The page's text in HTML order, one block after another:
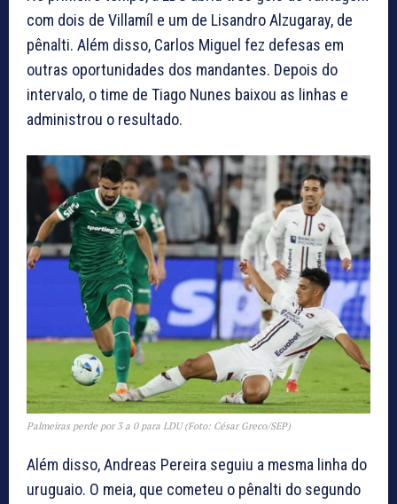
com dois de Villamíl e um de Lisandro Alzugaray, de
pênalti. Além disso, Carlos Miguel fez defesas em
outras oportunidades dos mandantes. Depois do
intervalo, o time de Tiago Nunes baixou as linhas e
administrou o resultado.
Palmeiras perde por 3 a 0 para LDU (Foto: César Greco/SEP)
Além disso, Andreas Pereira seguiu a mesma linha do
uruguaio. O meia, que cometeu o pênalti do segundo